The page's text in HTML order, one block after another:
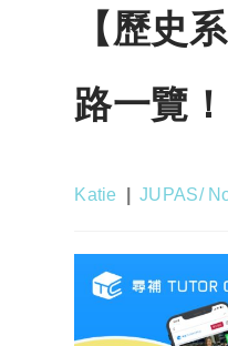
【歷史
路一覽！
Post
Katie
Post
JUPAS/